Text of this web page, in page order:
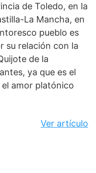
de Toledo, en la
La Mancha, en
pueblo es
su relación con la
de la
ya que es el
amor platónico
Ver artículo